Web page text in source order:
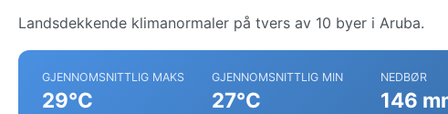
Landsdekkende klimanormaler på tvers av 10 byer i Aruba.
GJENNOMSNITTLIG MAKS
29°C
GJENNOMSNITTLIG MIN
27°C
NEDBØR
146